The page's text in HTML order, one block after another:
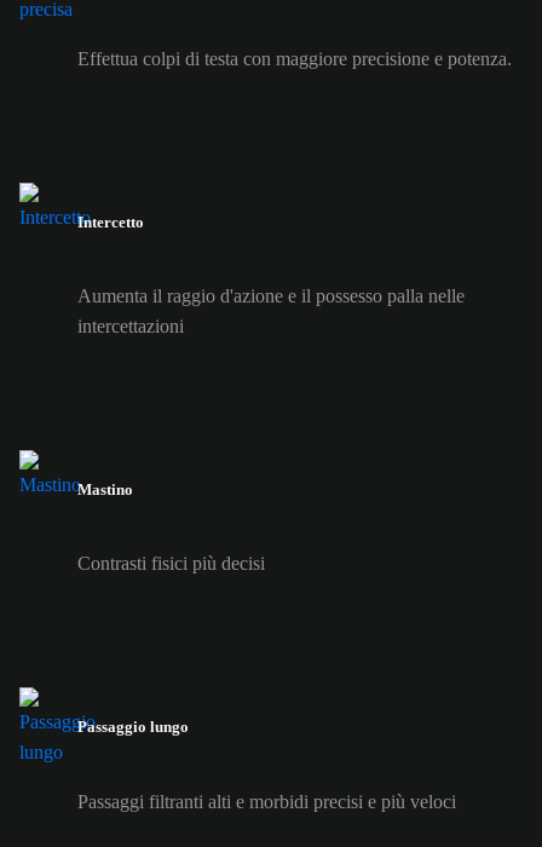
Effettua colpi di testa con maggiore precisione e potenza.
Intercetto
Aumenta il raggio d'azione e il possesso palla nelle
intercettazioni
Mastino
Contrasti fisici più decisi
Passaggio lungo
Passaggi filtranti alti e morbidi precisi e più veloci